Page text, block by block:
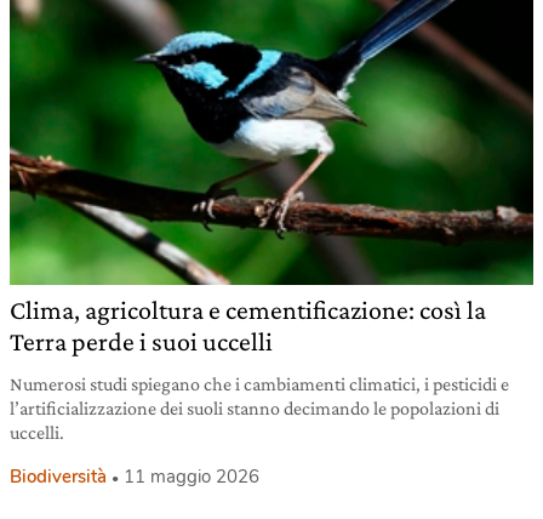
Clima, agricoltura e cementificazione: così la
Terra perde i suoi uccelli
Numerosi studi spiegano che i cambiamenti climatici, i pesticidi e
l’artificializzazione dei suoli stanno decimando le popolazioni di
uccelli.
Biodiversità 11 maggio 2026